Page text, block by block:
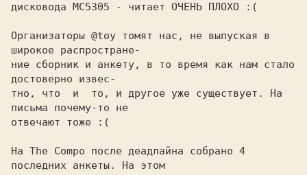
дисковода MC5305 - читает ОЧЕНЬ ПЛОХО :(
Организаторы @toy томят нас, не выпуская в
широкое распростране-
ние сборник и анкету, в то время как нам стало
достоверно извес-
тно, что  и  то, и другое уже существует. На
письма почему-то не
отвечают тоже :(
На The Compo после деадлайна собрано 4
последних анкеты. На этом